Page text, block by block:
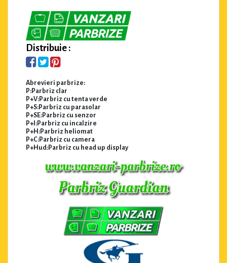
Distribuie :
Abrevieri parbrize:
P:Parbriz clar
P+V:Parbriz cu tenta verde
P+S:Parbriz cu parasolar
P+SE:Parbriz cu senzor
P+I:Parbriz cu incalzire
P+H:Parbriz heliomat
P+C:Parbriz cu camera
P+Hud:Parbriz cu head up display